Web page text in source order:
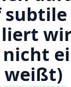
nicht
weißt)